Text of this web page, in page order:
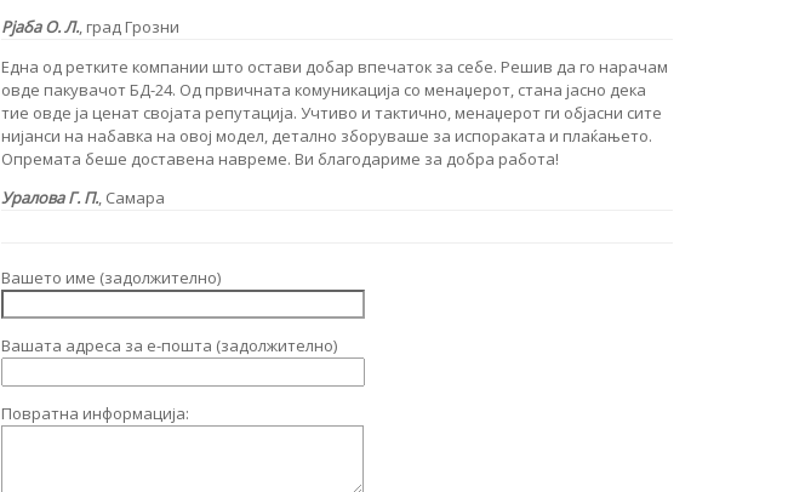
Рјаба О. Л., град Грозни
Една од ретките компании што остави добар впечаток за себе. Решив да го нарачам
овде пакувачот БД-24. Од првичната комуникација со менаџерот, стана јасно дека
тие овде ја ценат својата репутација. Учтиво и тактично, менаџерот ги објасни сите
нијанси на набавка на овој модел, детално зборуваше за испораката и плаќањето.
Опремата беше доставена навреме. Ви благодариме за добра работа!
Уралова Г. П., Самара
Вашето име (задолжително)
Вашата адреса за е-пошта (задолжително)
Повратна информација: